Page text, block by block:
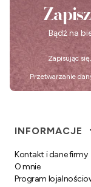
Bądź na
Zapisując
Przetwarzanie
Linki w
INFORMACJE
Kontakt i dane firmy
O mnie
Program